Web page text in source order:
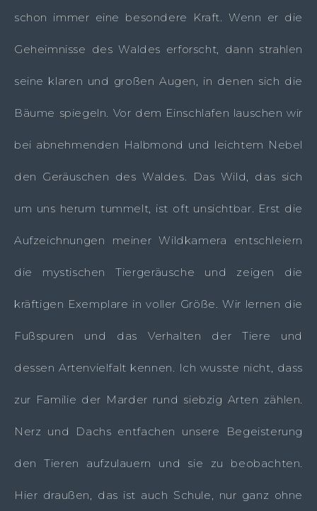
schon immer eine besondere Kraft. Wenn er die
Geheimnisse des Waldes erforscht, dann strahlen
seine klaren und großen Augen, in denen sich die
Bäume spiegeln. Vor dem Einschlafen lauschen wir
bei abnehmenden Halbmond und leichtem Nebel
den Geräuschen des Waldes. Das Wild, das sich
um uns herum tummelt, ist oft unsichtbar. Erst die
Aufzeichnungen meiner Wildkamera entschleiern
die mystischen Tiergeräusche und zeigen die
kräftigen Exemplare in voller Größe. Wir lernen die
Fußspuren und das Verhalten der Tiere und
dessen Artenvielfalt kennen. Ich wusste nicht, dass
zur Familie der Marder rund siebzig Arten zählen.
Nerz und Dachs entfachen unsere Begeisterung
den Tieren aufzulauern und sie zu beobachten.
Hier draußen, das ist auch Schule, nur ganz ohne